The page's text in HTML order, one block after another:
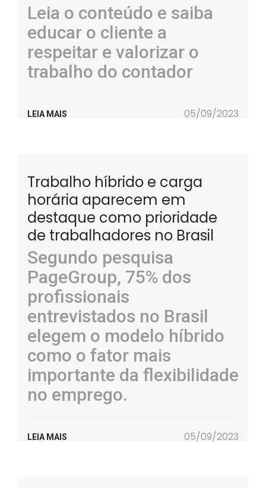
Leia o conteúdo e saiba
educar o cliente a
respeitar e valorizar o
trabalho do contador
LEIA MAIS 05/09/2023
Trabalho híbrido e carga
horária aparecem em
destaque como prioridade
de trabalhadores no Brasil
Segundo pesquisa
PageGroup, 75% dos
profissionais
entrevistados no Brasil
elegem o modelo híbrido
como o fator mais
importante da flexibilidade
no emprego.
LEIA MAIS 05/09/2023